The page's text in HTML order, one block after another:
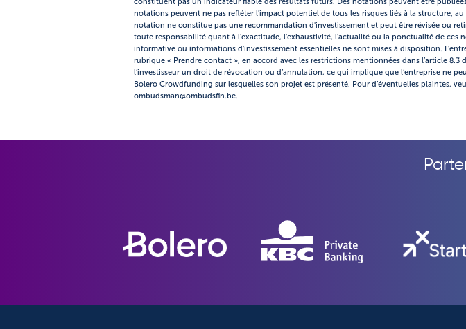
notations peuvent ne pas refléter l'impact potentiel de tous les risques liés à la structure,
notation ne constitue pas une recommandation d'investissement et peut être révisée ou
toute responsabilité quant à l'exactitude, l'exhaustivité, l'actualité ou la ponctualité de ces
informative ou informations d’investissement essentielles ne sont mises à disposition.
rubrique « Prendre contact », en accord avec les restrictions mentionnées dans l’article
l’investisseur un droit de révocation ou d’annulation, ce qui implique que l’entreprise ne
Bolero Crowdfunding sur lesquelles son projet est présenté. Pour d’éventuelles plaintes,
ombudsman@ombudsfin.be.